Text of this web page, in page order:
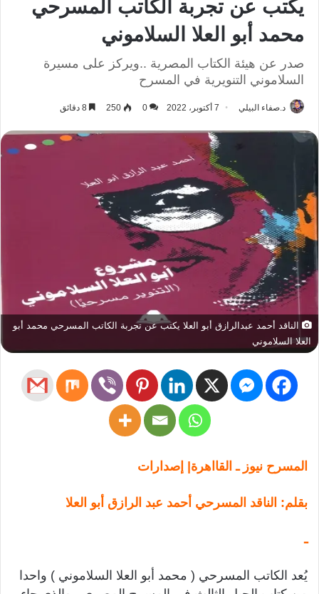
يكتب عن تجربة الكاتب المسرحي
محمد أبو العلا السلاموني
صدر عن هيئة الكتاب المصرية ..ويركز على مسيرة
السلاموني التنويرية في المسرح
د.صفاء البيلي 7 أكتوبر، 2022 0
250
الناقد أحمد عبدالرازق أبو العلا يكتب عن تجربة الكاتب المسرحي محمد أبو
العلا السلاموني
المسرح نيوز ـ القااهرة| إصدارات
بقلم: الناقد المسرحي أحمد عبد الرازق أبو العلا
ـ
يُعد الكاتب المسرحي ( محمد أبو العلا السلاموني ) واحدا